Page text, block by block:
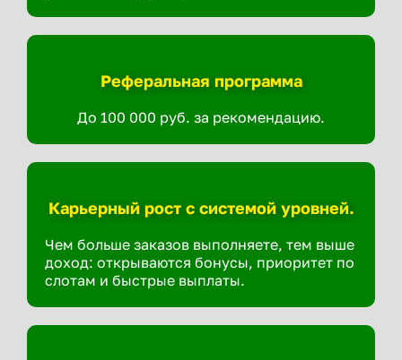
Реферальная программа
До 100 000 руб. за рекомендацию.
Карьерный рост с системой уровней.
Чем больше заказов выполняете, тем выше
доход: открываются бонусы, приоритет по
слотам и быстрые выплаты.